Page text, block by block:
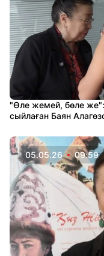
"Өле жемей, бөле же":
сыйлаған Баян
05.05.26 09:59